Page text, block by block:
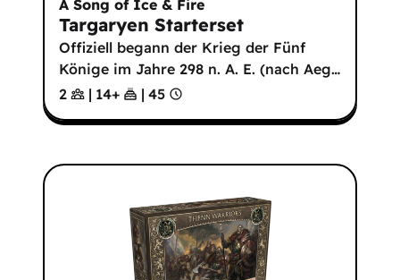
A Song of Ice & Fire
Targaryen Starterset
Offiziell begann der Krieg der Fünf
Könige im Jahre 298 n. A. E. (nach Aeg…
2
| 14+ | 45